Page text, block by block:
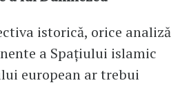
istorică, orice analiză
a Spaţiului islamic
european ar trebui